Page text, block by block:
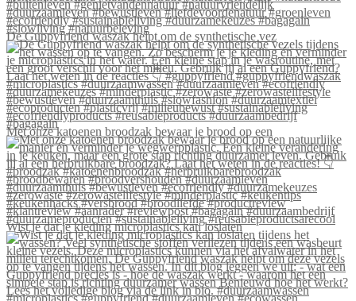
De Guppyfriend waszak helpt om de synthetische vez
Met onze katoenen broodzak bewaar je brood op een
Wist je dat je kleding microplastics kan loslaten